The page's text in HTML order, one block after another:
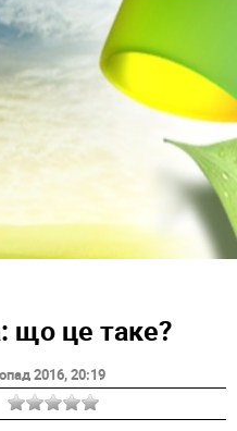
що це таке?
2016, 20:19